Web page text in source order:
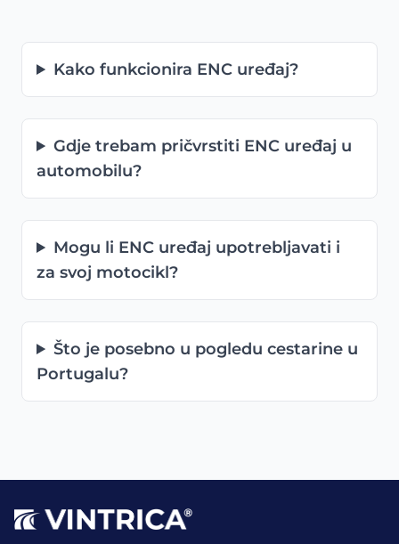
Kako funkcionira ENC uređaj?
Gdje trebam pričvrstiti ENC uređaj u
automobilu?
Mogu li ENC uređaj upotrebljavati i
za svoj motocikl?
Što je posebno u pogledu cestarine u
Portugalu?